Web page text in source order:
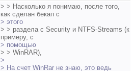
> > Насколько я понимаю, после того,
как сделан бекап с
> этого
> > раздела с Security и NTFS-Streams (к
примеру, с
> помощью
> > WinRAR),
>
> На счет WinRar не знаю, это ведь